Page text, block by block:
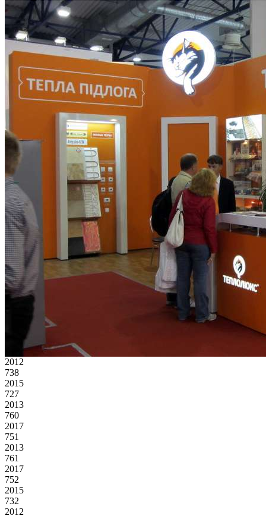
2012
738
2015
727
2013
760
2017
751
2013
761
2017
752
2015
732
2012